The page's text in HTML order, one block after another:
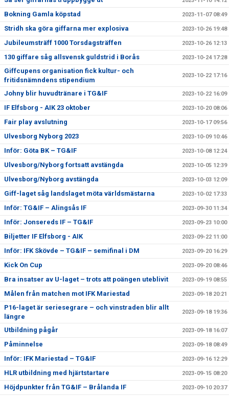
Bokning Gamla köpstad 2023-11-07 08:49
Stridh ska göra giffarna mer explosiva 2023-10-26 19:48
Jubileumsträff 1000 Torsdagsträffen 2023-10-26 12:13
130 giffare såg allsvensk guldstrid i Borås 2023-10-24 17:28
Giffcupens organisation fick kultur- och
fritidsnämndens stipendium
2023-10-22 17:16
Johny blir huvudtränare i TG&IF 2023-10-22 16:09
IF Elfsborg - AIK 23 oktober 2023-10-20 08:06
Fair play avslutning 2023-10-17 09:56
Ulvesborg Nyborg 2023 2023-10-09 10:46
Inför: Göta BK – TG&IF 2023-10-08 12:24
Ulvesborg/Nyborg fortsatt avstängda 2023-10-05 12:39
Ulvesborg/Nyborg avstängda 2023-10-03 12:09
Giff-laget såg landslaget möta världsmästarna 2023-10-02 17:33
Inför: TG&IF – Alingsås IF 2023-09-30 11:34
Inför: Jonsereds IF – TG&IF 2023-09-23 10:00
Biljetter IF Elfsborg - AIK 2023-09-22 11:00
Inför: IFK Skövde – TG&IF – semifinal i DM 2023-09-20 16:29
Kick On Cup 2023-09-20 08:46
Bra insatser av U-laget – trots att poängen uteblivit 2023-09-19 08:55
Målen från matchen mot IFK Mariestad 2023-09-18 20:21
P16-laget är seriesegrare – och vinstraden blir allt
längre
2023-09-18 19:36
Utbildning pågår 2023-09-18 16:07
Påminnelse 2023-09-18 08:49
Inför: IFK Mariestad – TG&IF 2023-09-16 12:29
HLR utbildning med hjärtstartare 2023-09-15 08:20
Höjdpunkter från TG&IF – Brålanda IF 2023-09-10 20:37